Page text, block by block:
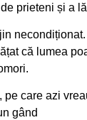
prieteni și a
că lumea
pe care azi
gând